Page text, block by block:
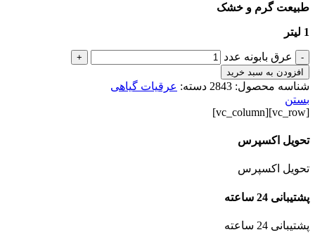
طبیعت گرم و خشک
1 لیتر
- عرق بابونه عدد
+
افزودن به سبد خرید
شناسه محصول: 2843 دسته: عرقیات گیاهی
بستن
[vc_row][vc_column]
تحویل اکسپرس
تحویل اکسپرس
پشتیبانی 24 ساعته
پشتیبانی 24 ساعته